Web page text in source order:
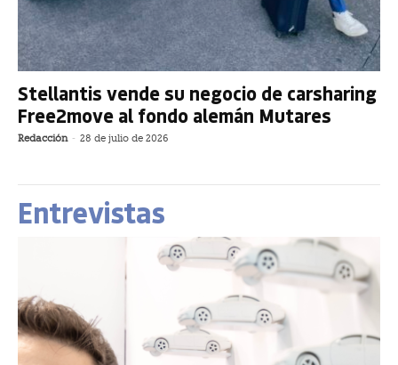
Stellantis vende su negocio de carsharing
Free2move al fondo alemán Mutares
Redacción - 28 de julio de 2026
Entrevistas